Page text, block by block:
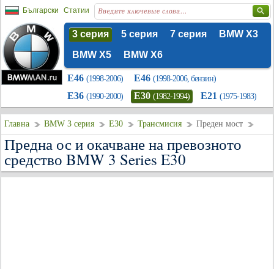
Български Статии
3 серия 5 серия 7 серия
BMW X3
BMW X5
BMW X6
E46 (1998-2006) E46 (1998-2006, бензин)
E36 (1990-2000) E30 (1982-1994) E21 (1975-1983)
Главна BMW 3 серия E30 Трансмисия Преден мост
Предна ос и окачване на превозното
средство BMW 3 Series E30